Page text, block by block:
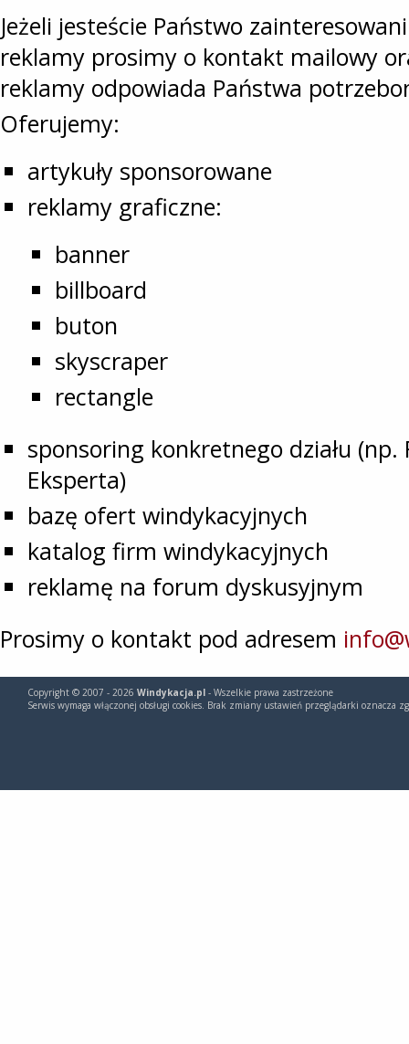
Jeżeli jesteście Państwo
reklamy prosimy o kontakt mailowy
reklamy odpowiada Państwa
Oferujemy:
artykuły sponsorowane
reklamy graficzne:
banner
billboard
buton
skyscraper
rectangle
sponsoring konkretnego działu (np.
Eksperta)
bazę ofert windykacyjnych
katalog firm windykacyjnych
reklamę na forum dyskusyjnym
Prosimy o kontakt pod adresem
Copyright © 2007 - 2026 Windykacja.pl - Wszelkie prawa zastrzeżone
Serwis wymaga włączonej obsługi cookies. Brak zmiany ustawień przeglądarki oznacza